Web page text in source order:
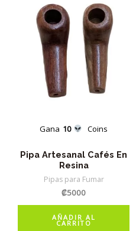
Gana 10 Coins
Pipa Artesanal Cafés En
Resina
Pipas para Fumar
₡5000
AÑADIR AL
CARRITO